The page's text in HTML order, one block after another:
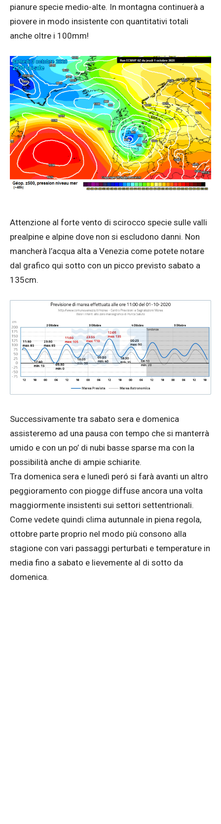
pianure specie medio-alte. In montagna continuerà a
piovere in modo insistente con quantitativi totali
anche oltre i 100mm!
Attenzione al forte vento di scirocco specie sulle valli
prealpine e alpine dove non si escludono danni. Non
mancherà l’acqua alta a Venezia come potete notare
dal grafico qui sotto con un picco previsto sabato a
135cm.
Successivamente tra sabato sera e domenica
assisteremo ad una pausa con tempo che si manterrà
umido e con un po’ di nubi basse sparse ma con la
possibilità anche di ampie schiarite.
Tra domenica sera e lunedì peró si farà avanti un altro
peggioramento con piogge diffuse ancora una volta
maggiormente insistenti sui settori settentrionali.
Come vedete quindi clima autunnale in piena regola,
ottobre parte proprio nel modo più consono alla
stagione con vari passaggi perturbati e temperature in
media fino a sabato e lievemente al di sotto da
domenica.